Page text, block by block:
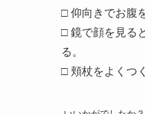
□ 仰向きでお腹
□ 鏡で顔を見る
る。
□ 頬杖をよくつ